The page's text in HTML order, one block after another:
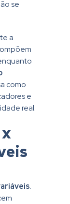
se
a
como
e
real.
.